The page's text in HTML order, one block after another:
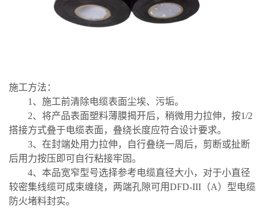
施工方法：
1、施工前清除电缆表面尘埃、污垢。
2、将产品表面塑料薄膜揭开后，稍微用力拉伸，按1/2
搭接方式叠于电缆表面，叠绕长度应符合设计要求。
3、在封端处用力拉伸，自行叠绕一周后，剪断或扯断
后用力按压即可自行粘接牢固。
4、本品宽窄型号选择参考电缆直径大小，对于小直径
较密集线缆可成束缠绕，两端孔隙可用DFD-III（A）型电缆
防火堵料封实。